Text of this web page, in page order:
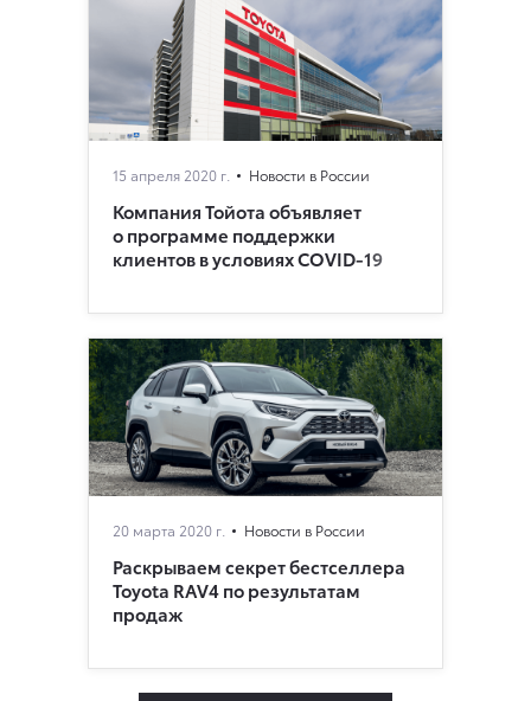
15 апреля 2020 г. Новости в России
Компания Тойота объявляет
о программе поддержки
клиентов в условиях COVID-19
20 марта 2020 г. Новости в России
Раскрываем секрет бестселлера
Toyota RAV4 по результатам
продаж